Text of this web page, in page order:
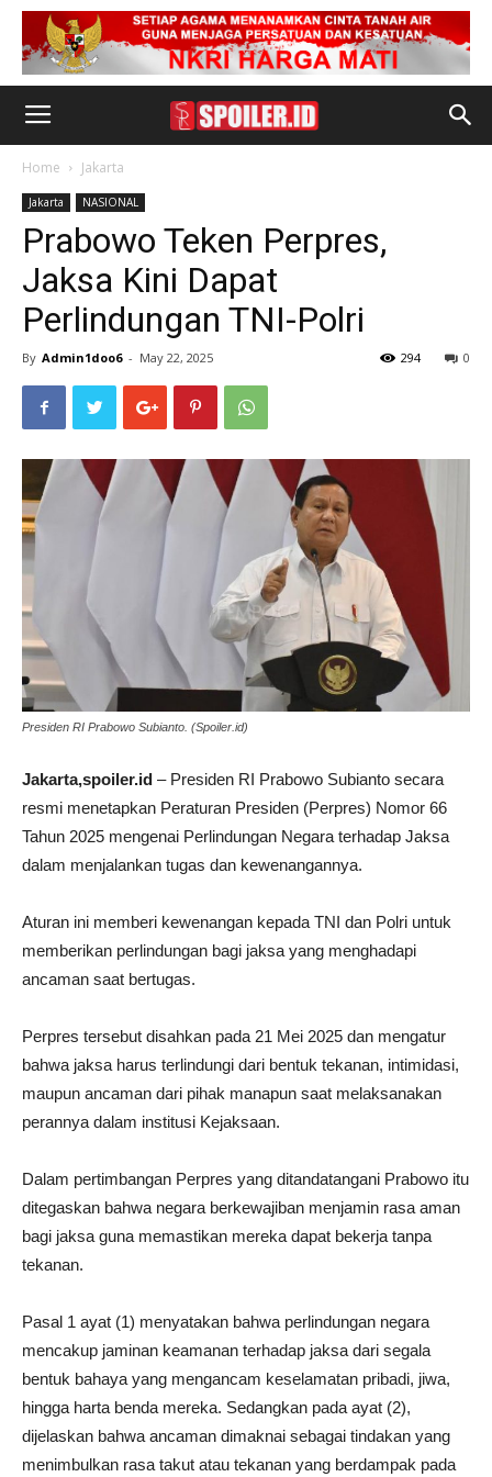
Home Jakarta
Jakarta NASIONAL
Prabowo Teken Perpres,
Jaksa Kini Dapat
Perlindungan TNI-Polri
By Admin1doo6 - May 22, 2025 0
294
Presiden RI Prabowo Subianto. (Spoiler.id)
Jakarta,spoiler.id – Presiden RI Prabowo Subianto secara
resmi menetapkan Peraturan Presiden (Perpres) Nomor 66
Tahun 2025 mengenai Perlindungan Negara terhadap Jaksa
dalam menjalankan tugas dan kewenangannya.
Aturan ini memberi kewenangan kepada TNI dan Polri untuk
memberikan perlindungan bagi jaksa yang menghadapi
ancaman saat bertugas.
Perpres tersebut disahkan pada 21 Mei 2025 dan mengatur
bahwa jaksa harus terlindungi dari bentuk tekanan, intimidasi,
maupun ancaman dari pihak manapun saat melaksanakan
perannya dalam institusi Kejaksaan.
Dalam pertimbangan Perpres yang ditandatangani Prabowo itu
ditegaskan bahwa negara berkewajiban menjamin rasa aman
bagi jaksa guna memastikan mereka dapat bekerja tanpa
tekanan.
Pasal 1 ayat (1) menyatakan bahwa perlindungan negara
mencakup jaminan keamanan terhadap jaksa dari segala
bentuk bahaya yang mengancam keselamatan pribadi, jiwa,
hingga harta benda mereka. Sedangkan pada ayat (2),
dijelaskan bahwa ancaman dimaknai sebagai tindakan yang
menimbulkan rasa takut atau tekanan yang berdampak pada